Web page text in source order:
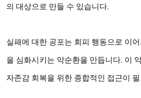
의 대상으로 만들 수 있습니다.
실패에 대한 공포는 회피 행동으로 이
을 심화시키는 악순환을 만듭니다. 이
자존감 회복을 위한 종합적인 접근이